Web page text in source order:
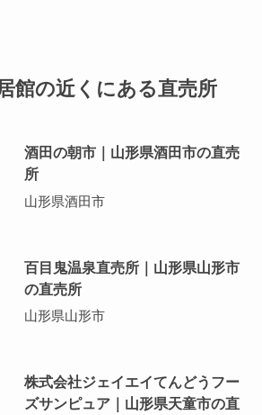
館の近くにある直売所
酒田の朝市｜山形県酒田市の直売
所
山形県酒田市
百目鬼温泉直売所｜山形県山形市
の直売所
山形県山形市
株式会社ジェイエイてんどうフー
ズサンピュア｜山形県天童市の直